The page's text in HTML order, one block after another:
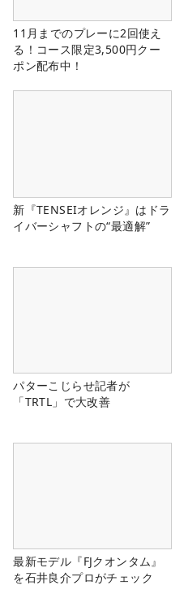
11月までのプレーに2回使え
る！コース限定3,500円クー
ポン配布中！
新『TENSEIオレンジ』はドラ
イバーシャフトの“最適解”
パターこじらせ記者が
「TRTL」で大改善
最新モデル『FJクオンタム』
を石井良介プロがチェック